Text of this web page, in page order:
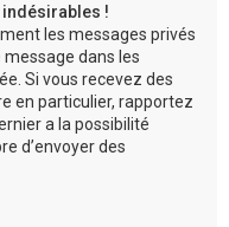
!
les messages privés
dans les
Si vous recevez des
en particulier, rapportez
a la possibilité
d’envoyer des